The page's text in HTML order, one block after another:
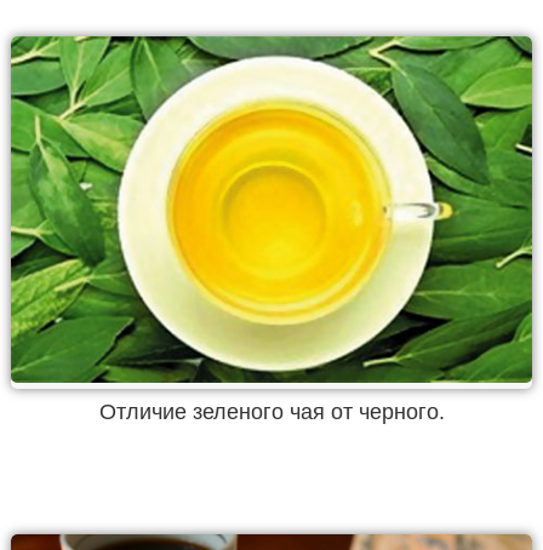
Отличие зеленого чая от черного.